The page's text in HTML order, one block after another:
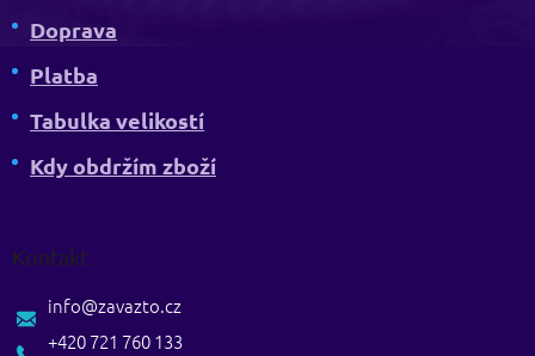
Doprava
Platba
Tabulka velikostí
Kdy obdržím zboží
Kontakt
info@zavazto.cz
+420 721 760 133